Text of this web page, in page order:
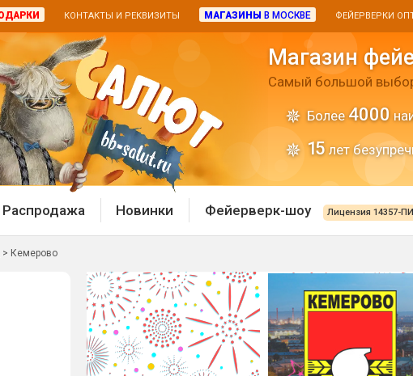
КОНТАКТЫ И РЕКВИЗИТЫ МАГАЗИНЫ В МОСКВЕ ФЕЙЕРВЕРКИ
Магазин
Самый большой выбор
Более 4000
15 лет
Дневная пиротехника
Дневные батареи
Цветной дым
Пневмохлопушки
Распродажа Новинки Фейерверк-шоу Лицензия 14357-ПИ
Кемерово